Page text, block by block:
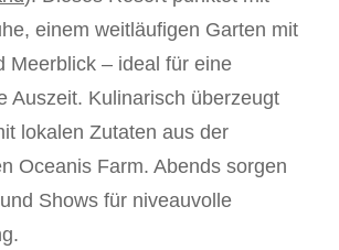
einem weitläufigen Garten mit
Meerblick – ideal für eine
Auszeit. Kulinarisch überzeugt
lokalen Zutaten aus der
Oceanis Farm. Abends sorgen
Shows für niveauvolle